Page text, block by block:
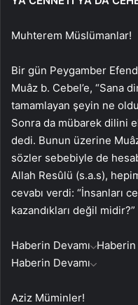
Muhterem Müslümanlar!
Bir gün Peygamber
Muâz b. Cebel’e, “Sana
tamamlayan şeyin ne
Sonra da mübarek dilini
dedi. Bunun üzerine
sözler sebebiyle de
Allah Resûlü (s.a.s),
cevabı verdi: “İnsanları
kazandıkları değil midir?”
Haberin Devamı Haberin
Haberin Devamı
Aziz Müminler!